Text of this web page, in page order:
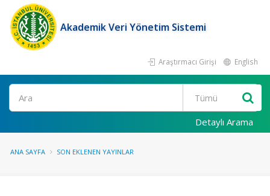
Akademik Veri Yönetim Sistemi
Araştırmacı Girişi English
Ara
Detaylı Arama
ANA SAYFA SON EKLENEN YAYINLAR